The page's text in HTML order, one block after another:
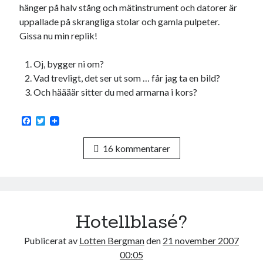
hänger på halv stång och mätinstrument och datorer är
uppallade på skrangliga stolar och gamla pulpeter.
Gissa nu min replik!
Oj, bygger ni om?
Vad trevligt, det ser ut som … får jag ta en bild?
Och häääär sitter du med armarna i kors?
F
T
16 kommentarer
Hotellblasé?
Publicerat av Lotten Bergmanden 21 november 2007
00:05